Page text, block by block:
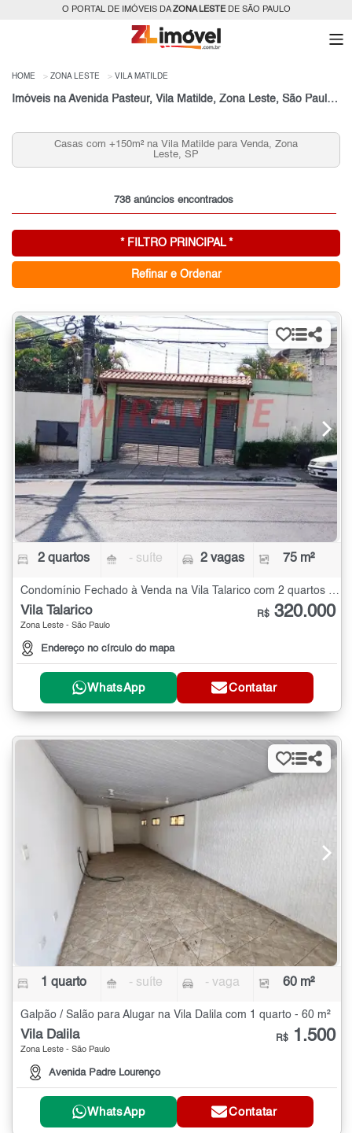
O PORTAL DE IMÓVEIS DAZONA LESTEDE SÃO PAULO
HOME ZONA LESTE VILA MATILDE
Imóveis na Avenida Pasteur, Vila Matilde, Zona Leste, São Paulo, SP
Casas com +150m² na Vila Matilde para Venda, Zona
Leste, SP
738 anúncios encontrados
* FILTRO PRINCIPAL *
Refinar e Ordenar
2 quartos - suíte 2 vagas 75 m²
Vila Talarico
Zona Leste - São Paulo
Endereço no círculo do mapa
R$ 320.000
WhatsApp Contatar
1 quarto - suíte - vaga 60 m²
Galpão / Salão para Alugar na Vila Dalila com 1 quarto - 60 m²
Vila Dalila
Zona Leste - São Paulo
Avenida Padre Lourenço
R$ 1.500
WhatsApp Contatar